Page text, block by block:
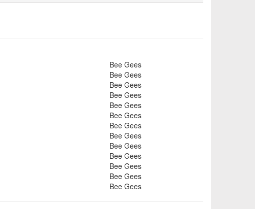
Bee Gees
Bee Gees
Bee Gees
Bee Gees
Bee Gees
Bee Gees
Bee Gees
Bee Gees
Bee Gees
Bee Gees
Bee Gees
Bee Gees
Bee Gees